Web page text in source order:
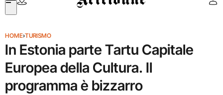
HOME›TURISMO
In Estonia parte Tartu Capitale
Europea della Cultura. Il
programma è bizzarro